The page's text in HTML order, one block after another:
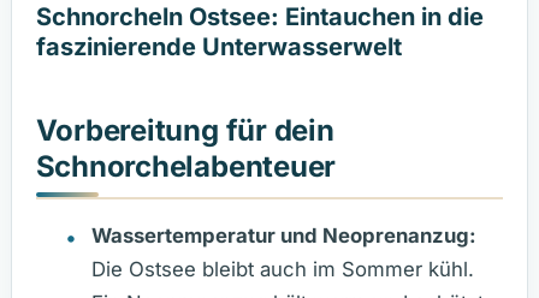
Schnorcheln Ostsee: Eintauchen in die
faszinierende Unterwasserwelt
Vorbereitung für dein
Schnorchelabenteuer
Wassertemperatur und Neoprenanzug:
Die Ostsee bleibt auch im Sommer kühl.